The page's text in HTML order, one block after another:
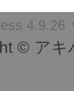
4.9.26
© アキ